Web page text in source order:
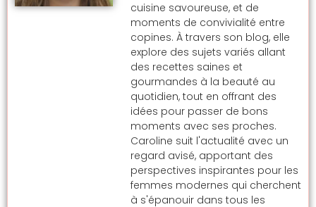
cuisine savoureuse, et de
moments de convivialité entre
copines. À travers son blog, elle
explore des sujets variés allant
des recettes saines et
gourmandes à la beauté au
quotidien, tout en offrant des
idées pour passer de bons
moments avec ses proches.
Caroline suit l'actualité avec un
regard avisé, apportant des
perspectives inspirantes pour les
femmes modernes qui cherchent
à s'épanouir dans tous les